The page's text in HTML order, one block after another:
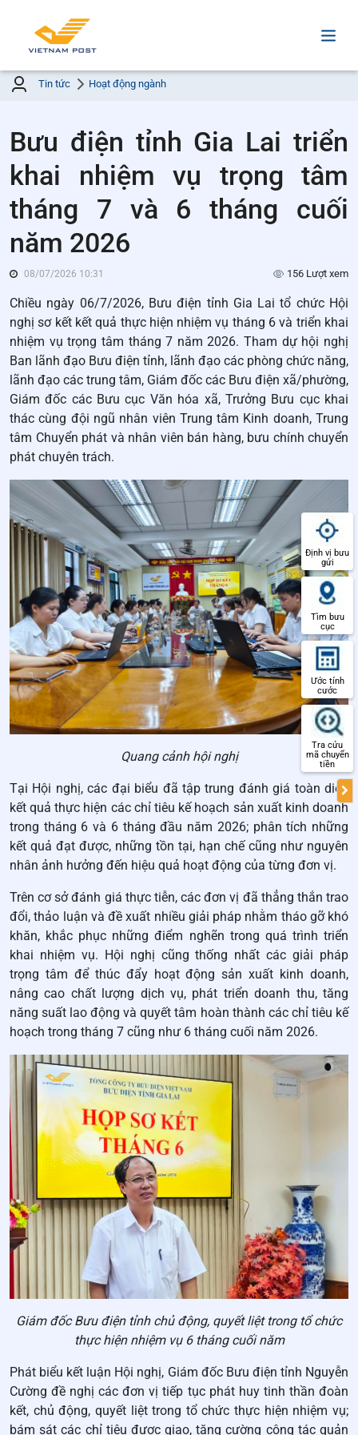
Tin tức Hoạt động ngành
Bưu điện tỉnh Gia Lai triển
khai nhiệm vụ trọng tâm
tháng 7 và 6 tháng cuối
năm 2026
08/07/2026 10:31 156 Lượt xem
Chiều ngày 06/7/2026, Bưu điện tỉnh Gia Lai tổ chức Hội
nghị sơ kết kết quả thực hiện nhiệm vụ tháng 6 và triển khai
nhiệm vụ trọng tâm tháng 7 năm 2026. Tham dự hội nghị
Ban lãnh đạo Bưu điện tỉnh, lãnh đạo các phòng chức năng,
lãnh đạo các trung tâm, Giám đốc các Bưu điện xã/phường,
Giám đốc các Bưu cục Văn hóa xã, Trưởng Bưu cục khai
thác cùng đội ngũ nhân viên Trung tâm Kinh doanh, Trung
tâm Chuyển phát và nhân viên bán hàng, bưu chính chuyển
phát chuyên trách.
Quang cảnh hội nghị
Tại Hội nghị, các đại biểu đã tập trung đánh giá toàn diện
kết quả thực hiện các chỉ tiêu kế hoạch sản xuất kinh doanh
trong tháng 6 và 6 tháng đầu năm 2026; phân tích những
kết quả đạt được, những tồn tại, hạn chế cũng như nguyên
nhân ảnh hưởng đến hiệu quả hoạt động của từng đơn vị.
Trên cơ sở đánh giá thực tiễn, các đơn vị đã thẳng thắn trao
đổi, thảo luận và đề xuất nhiều giải pháp nhằm tháo gỡ khó
khăn, khắc phục những điểm nghẽn trong quá trình triển
khai nhiệm vụ. Hội nghị cũng thống nhất các giải pháp
trọng tâm để thúc đẩy hoạt động sản xuất kinh doanh,
nâng cao chất lượng dịch vụ, phát triển doanh thu, tăng
năng suất lao động và quyết tâm hoàn thành các chỉ tiêu kế
hoạch trong tháng 7 cũng như 6 tháng cuối năm 2026.
Giám đốc Bưu điện tỉnh chủ động, quyết liệt trong tổ chức
thực hiện nhiệm vụ 6 tháng cuối năm
Phát biểu kết luận Hội nghị, Giám đốc Bưu điện tỉnh Nguyễn
Cường đề nghị các đơn vị tiếp tục phát huy tinh thần đoàn
kết, chủ động, quyết liệt trong tổ chức thực hiện nhiệm vụ;
bám sát các chỉ tiêu được giao, tăng cường công tác quản
Định vị bưu
gửi
Tìm bưu
cục
Ước tính
cước
Tra cứu
mã chuyển
tiền